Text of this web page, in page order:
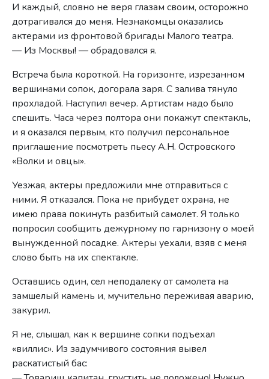
И каждый, словно не веря глазам своим, осторожно
дотрагивался до меня. Незнакомцы оказались
актерами из фронтовой бригады Малого театра.
— Из Москвы! — обрадовался я.
Встреча была короткой. На горизонте, изрезанном
вершинами сопок, догорала заря. С залива тянуло
прохладой. Наступил вечер. Артистам надо было
спешить. Часа через полтора они покажут спектакль,
и я оказался первым, кто получил персональное
приглашение посмотреть пьесу А.Н. Островского
«Волки и овцы».
Уезжая, актеры предложили мне отправиться с
ними. Я отказался. Пока не прибудет охрана, не
имею права покинуть разбитый самолет. Я только
попросил сообщить дежурному по гарнизону о моей
вынужденной посадке. Актеры уехали, взяв с меня
слово быть на их спектакле.
Оставшись один, сел неподалеку от самолета на
замшелый камень и, мучительно переживая аварию,
закурил.
Я не, слышал, как к вершине сопки подъехал
«виллис». Из задумчивого состояния вывел
раскатистый бас: